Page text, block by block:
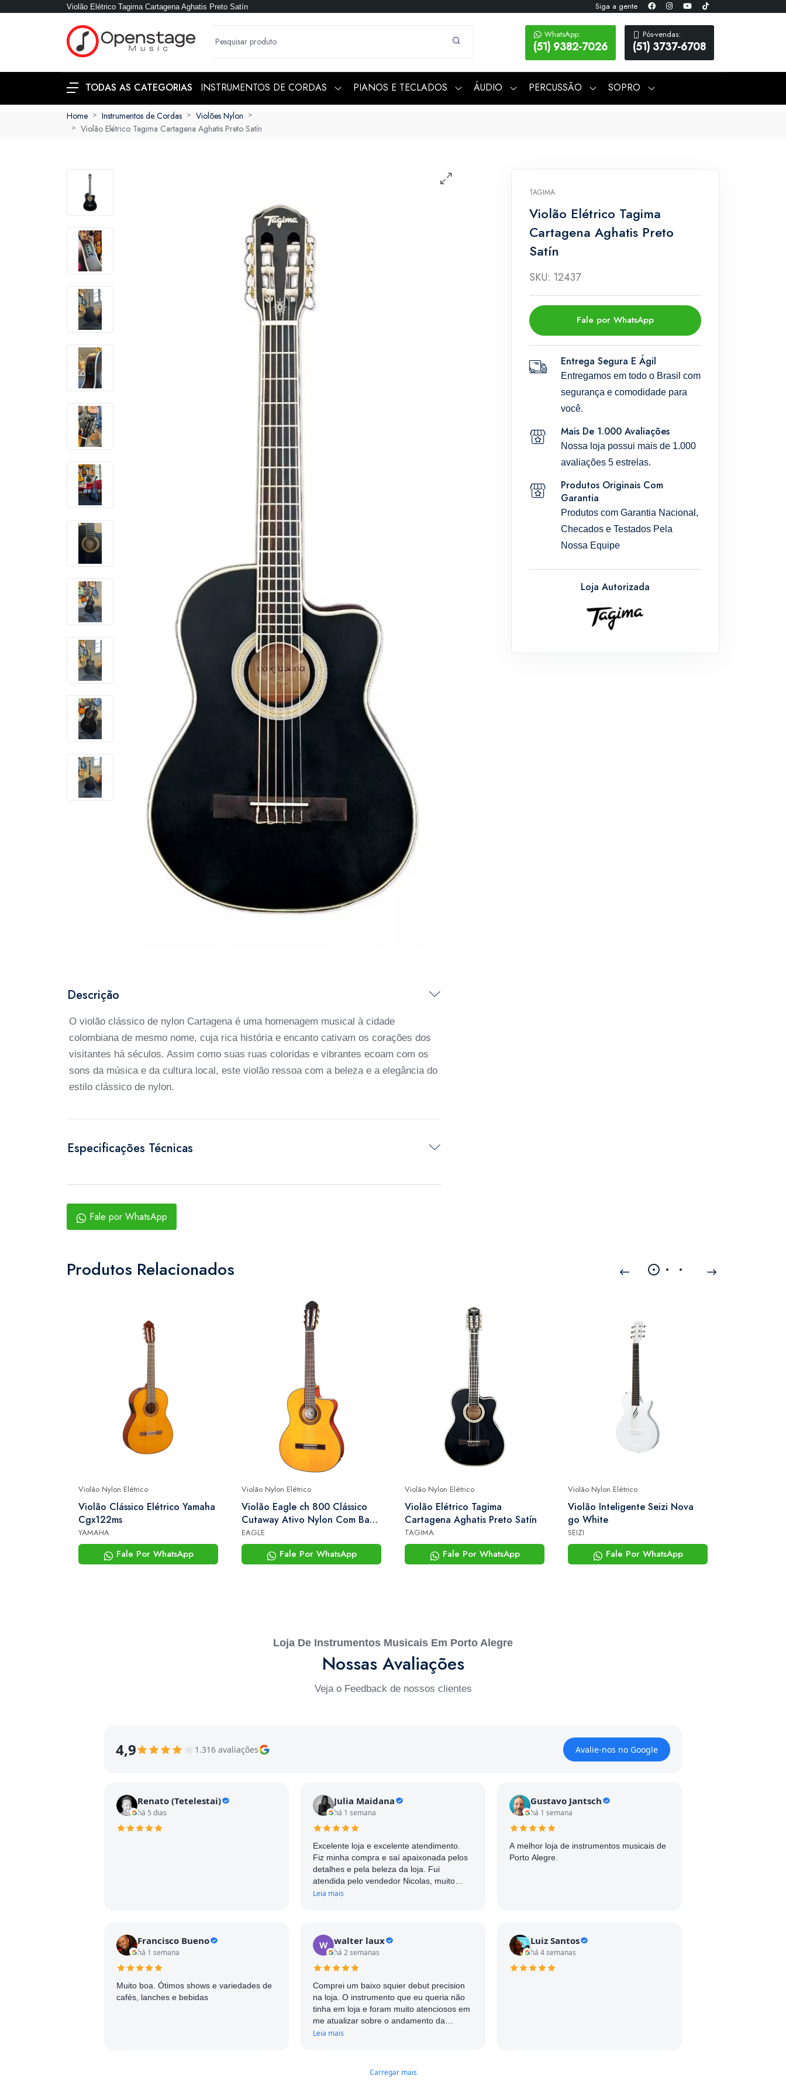
Violão Elétrico Tagima Cartagena Aghatis Preto Satín Siga a gente
WhatsApp:
(51) 9382-7026
Pós-vendas:
(51) 3737-6708
TODAS AS CATEGORIAS INSTRUMENTOS DE CORDAS PIANOS E TECLADOS ÁUDIO PERCUSSÃO SOPRO
Home Instrumentos de Cordas
Violões Nylon
Violão Elétrico Tagima Cartagena Aghatis Preto Satín
Descrição
O violão clássico de nylon Cartagena é uma homenagem musical à cidade
colombiana de mesmo nome, cuja rica história e encanto cativam os corações dos
visitantes há séculos. Assim como suas ruas coloridas e vibrantes ecoam com os
sons da música e da cultura local, este violão ressoa com a beleza e a elegância do
estilo clássico de nylon.
Especificações Técnicas
Fale por WhatsApp
TAGIMA
Violão Elétrico Tagima
Cartagena Aghatis Preto
Satín
SKU: 12437
Fale por WhatsApp
Entrega Segura E Ágil
Entregamos em todo o Brasil com
segurança e comodidade para
você.
Mais De 1.000 Avaliações
Nossa loja possui mais de 1.000
avaliações 5 estrelas.
Produtos Originais Com
Garantia
Produtos com Garantia Nacional,
Checados e Testados Pela
Nossa Equipe
Loja Autorizada
Produtos Relacionados
Violão Nylon Elétrico
Violão Clássico Elétrico Yamaha
Cgx122ms
YAMAHA
Fale Por WhatsApp
Violão Nylon Elétrico
Violão Eagle ch 800 Clássico
Cutaway Ativo Nylon Com Bag
Deluxe
EAGLE
Fale Por WhatsApp
Violão Nylon Elétrico
Violão Elétrico Tagima
Cartagena Aghatis Preto Satín
TAGIMA
Fale Por WhatsApp
Violão Nylon Elétrico
Violão Inteligente Seizi Nova
go White
SEIZI
Fale Por WhatsApp
Loja De Instrumentos Musicais Em Porto Alegre
Nossas Avaliações
Veja o Feedback de nossos clientes
4,9 1.316 avaliações Avalie-nos no Google
Renato (Tetelestai)
há 5 dias
Julia Maidana
há 1 semana
Excelente loja e excelente atendimento.
Fiz minha compra e saí apaixonada pelos
detalhes e pela beleza da loja. Fui
atendida pelo vendedor Nicolas, muito
simpático e atencioso. Com certeza me
Leia mais
Gustavo Jantsch
há 1 semana
A melhor loja de instrumentos musicais de
Porto Alegre.
Francisco Bueno
há 1 semana
Muito boa. Ótimos shows e variedades de
cafés, lanches e bebidas
walter laux
há 2 semanas
Comprei um baixo squier debut precision
na loja. O instrumento que eu queria não
tinha em loja e foram muito atenciosos em
me atualizar sobre o andamento da
chegada do instrumento sem contar que
Recomendo muito a loja.
Leia mais
Luiz Santos
há 4 semanas
Carregar mais